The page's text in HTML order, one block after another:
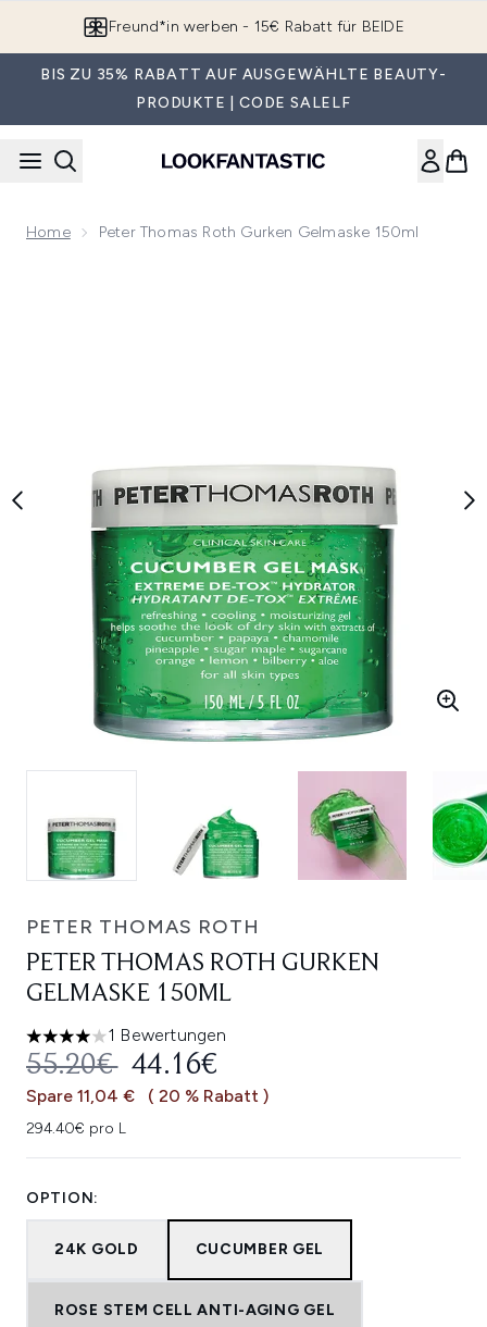
Freund*in werben - 15€ Rabatt für BEIDE
BIS ZU 35% RABATT AUF AUSGEWÄHLTE BEAUTY-
PRODUKTE | CODE SALELF
Home Peter Thomas Roth Gurken Gelmaske 150ml
PETER THOMAS ROTH
PETER THOMAS ROTH GURKEN
GELMASKE 150ML
4 stars out of a maximum of 5
1 Bewertungen
UNVERBINDLICHE
55.20€ AKTUELLER PREIS:
44.16€
Spare 11,04 € ( 20 % Rabatt )
294.40€ pro L
OPTION:
24K GOLD CUCUMBER GEL
ROSE STEM CELL ANTI-AGING GEL